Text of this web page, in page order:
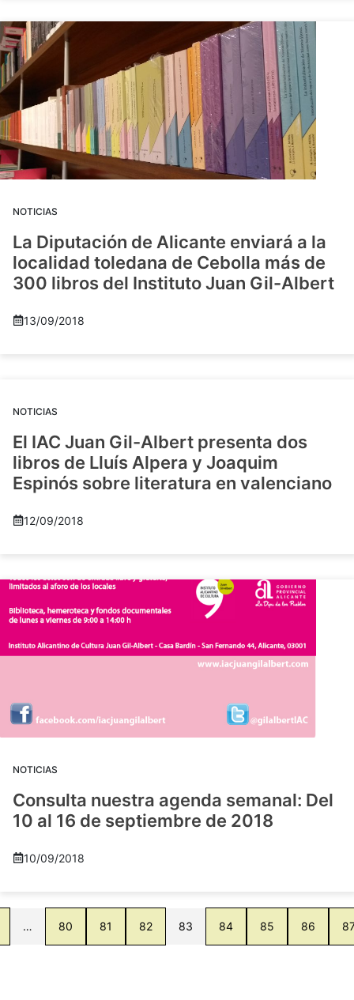
NOTICIAS
La Diputación de Alicante enviará a la
localidad toledana de Cebolla más de
300 libros del Instituto Juan Gil-Albert
13/09/2018
NOTICIAS
El IAC Juan Gil-Albert presenta dos
libros de Lluís Alpera y Joaquim
Espinós sobre literatura en valenciano
12/09/2018
NOTICIAS
Consulta nuestra agenda semanal: Del
10 al 16 de septiembre de 2018
10/09/2018
… 80 81 82 83 84 85 86